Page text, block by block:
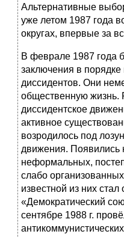
Альтернативные
уже летом 1987 года
округах, впервые за
В феврале 1987 года
заключения в
диссидентов. Они
общественную жизнь.
диссидентское
активное
возродилось под
движения. Появились
неформальных,
слабо
известной из них
«Демократический
сентябре 1988 г.